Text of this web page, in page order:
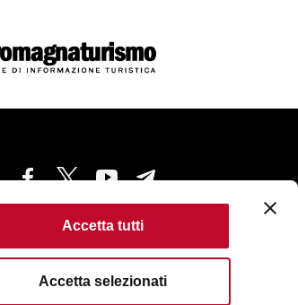
Accetta tutti
Accetta selezionati
Condizioni di Utilizzo
Welcome | Piazza del